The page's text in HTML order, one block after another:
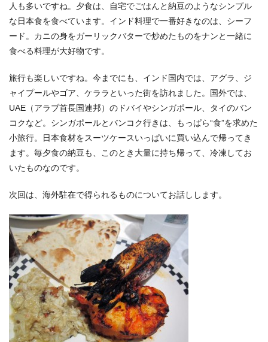
人も多いですね。夕食は、自宅でごはんと納豆のようなシンプル
な日本食を食べています。インド料理で一番好きなのは、シーフ
ード。カニの身をガーリックバターで炒めたものをナンと一緒に
食べる料理が大好物です。
旅行も楽しいですね。今までにも、インド国内では、アグラ、ジ
ャイプールやゴア、ケララといった街を訪れました。国外では、
UAE（アラブ首長国連邦）のドバイやシンガポール、タイのバン
コクなど。シンガポールとバンコク行きは、もっぱら“食”を求めた
小旅行。日本食材をスーツケースいっぱいに買い込んで帰ってき
ます。毎夕食の納豆も、このとき大量に持ち帰って、冷凍してお
いたものなのです。
次回は、海外駐在で得られるものについてお話しします。